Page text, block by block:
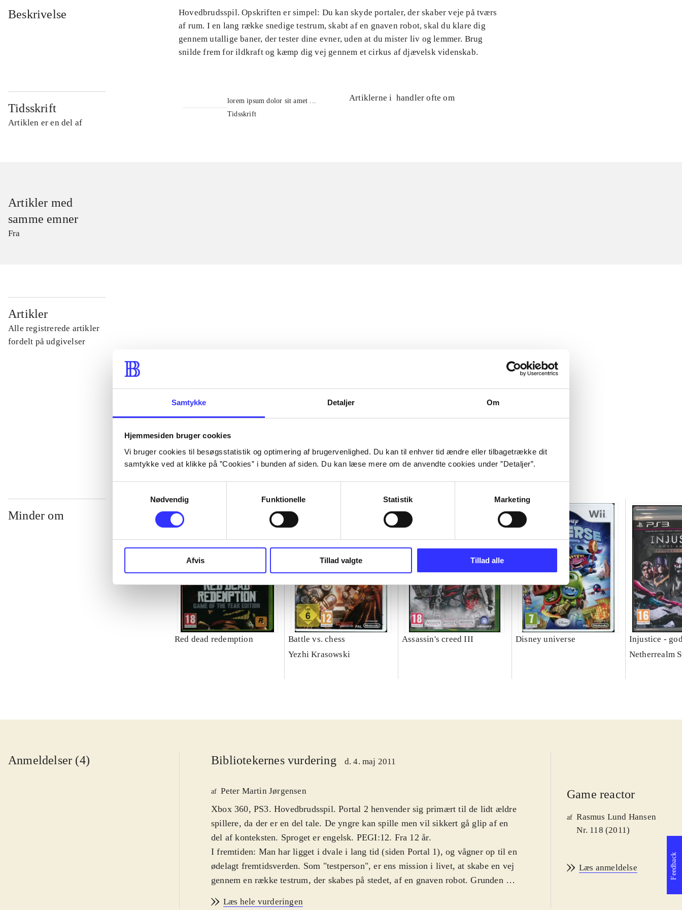
Samtykke Detaljer Om
Hjemmesiden bruger cookies
Vi bruger cookies til besøgsstatistik og optimering af brugervenlighed. Du kan til enhver tid ændre eller tilbagetrække dit
samtykke ved at klikke på ”Cookies” i bunden af siden. Du kan læse mere om de anvendte cookies under ”Detaljer”.
Nødvendig
Funktionelle Statistik Marketing
Afvis Tillad valgte Tillad alle
Beskrivelse
Hovedbrudsspil. Opskriften er simpel: Du kan skyde portaler, der skaber veje på tværs
af rum. I en lang række snedige testrum, skabt af en gnaven robot, skal du klare dig
gennem utallige baner, der tester dine evner, uden at du mister liv og lemmer. Brug
snilde frem for ildkraft og kæmp dig vej gennem et cirkus af djævelsk videnskab.
Tidsskrift
Artiklen er en del af
lorem ipsum dolor sit amet ...
Tidsskrift
Artiklerne i handler ofte om
Artikler med
samme emner
Fra
Artikler
Alle registrerede artikler
fordelt på udgivelser
...
...
Minder om
Red dead redemption
Battle vs. chess
Yezhi Krasowski
Assassin's creed III Disney universe
Injustice -
Netherrealm
Anmeldelser (4) Bibliotekernes vurdering d. 4. maj 2011
af Peter Martin Jørgensen
Xbox 360, PS3. Hovedbrudsspil. Portal 2 henvender sig primært til de lidt ældre
spillere, da der er en del tale. De yngre kan spille men vil sikkert gå glip af en
del af konteksten. Sproget er engelsk. PEGI:12. Fra 12 år.
I fremtiden: Man har ligget i dvale i lang tid (siden Portal 1), og vågner op til en
ødelagt fremtidsverden. Som "testperson", er ens mission i livet, at skabe en vej
gennem en række testrum, der skabes på stedet, af en gnaven robot. Grunden til
Læs hele vurderingen
Game reactor
af Rasmus Lund Hansen
Nr. 118 (2011)
Læs anmeldelse Feedback